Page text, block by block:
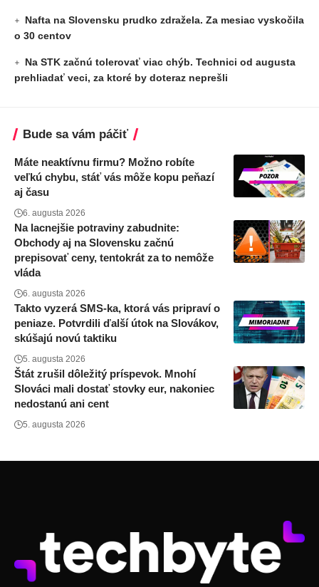
Nafta na Slovensku prudko zdražela. Za mesiac vyskočila
o 30 centov
Na STK začnú tolerovať viac chýb. Technici od augusta
prehliadať veci, za ktoré by doteraz neprešli
Bude sa vám páčiť
Máte neaktívnu firmu? Možno robíte
veľkú chybu, stáť vás môže kopu peňazí
aj času
6. augusta 2026
Na lacnejšie potraviny zabudnite:
Obchody aj na Slovensku začnú
prepisovať ceny, tentokrát za to nemôže
vláda
6. augusta 2026
Takto vyzerá SMS-ka, ktorá vás pripraví o
peniaze. Potvrdili ďalší útok na Slovákov,
skúšajú novú taktiku
5. augusta 2026
Štát zrušil dôležitý príspevok. Mnohí
Slováci mali dostať stovky eur, nakoniec
nedostanú ani cent
5. augusta 2026